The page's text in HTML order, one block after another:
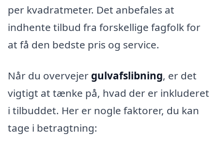
per kvadratmeter. Det anbefales at
indhente tilbud fra forskellige fagfolk for
at få den bedste pris og service.
Når du overvejer gulvafslibning, er det
vigtigt at tænke på, hvad der er inkluderet
i tilbuddet. Her er nogle faktorer, du kan
tage i betragtning: